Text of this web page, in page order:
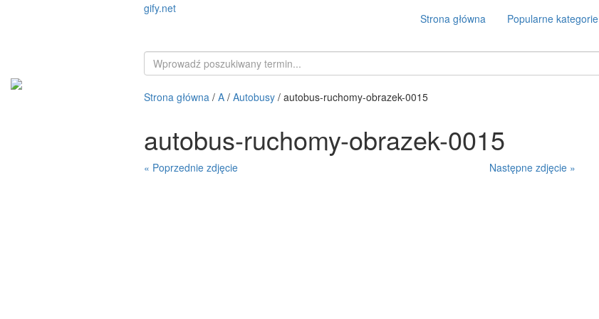
gify.net
Strona główna Popularne kategorie
Strona główna / A / Autobusy / autobus-ruchomy-obrazek-0015
autobus-ruchomy-obrazek-0015
« Poprzednie zdjęcie Następne zdjęcie »